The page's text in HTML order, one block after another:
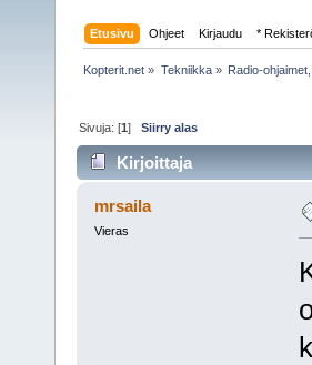
Etusivu Ohjeet Kirjaudu *
Kopterit.net » Tekniikka» Radio-
Sivuja: [1]Siirry alas
Kirjoittaja
mrsaila
Vieras